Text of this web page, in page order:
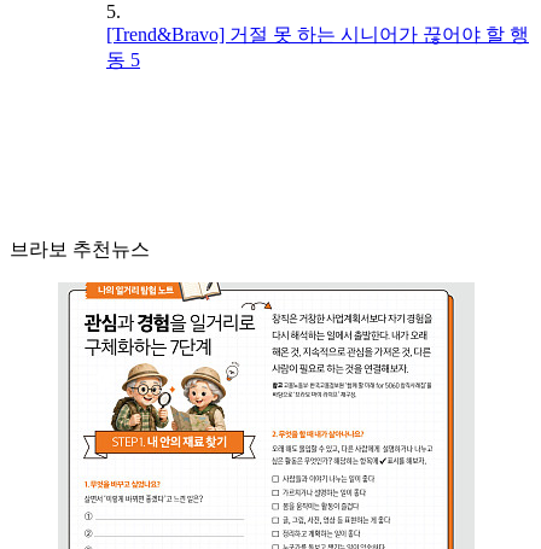
5.
[Trend&Bravo] 거절 못 하는 시니어가 끊어야 할 행
동 5
브라보 추천뉴스